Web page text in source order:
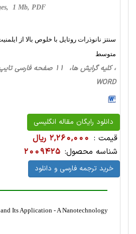
1 Mb, PDF
سنتز نانوذرات روتایل با خلوص بالا از
متوسط
WORD
دانلود رایگان مقاله انگلیسی
قیمت : 2,260,000 ریال
شناسه محصول: 2009425
خرید ترجمه فارسی و دانلود
Its Application - A Nanotechnology